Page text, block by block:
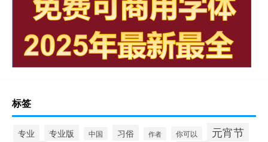
标签
专业 专业版 中国 习俗 作者 你可以 元宵节